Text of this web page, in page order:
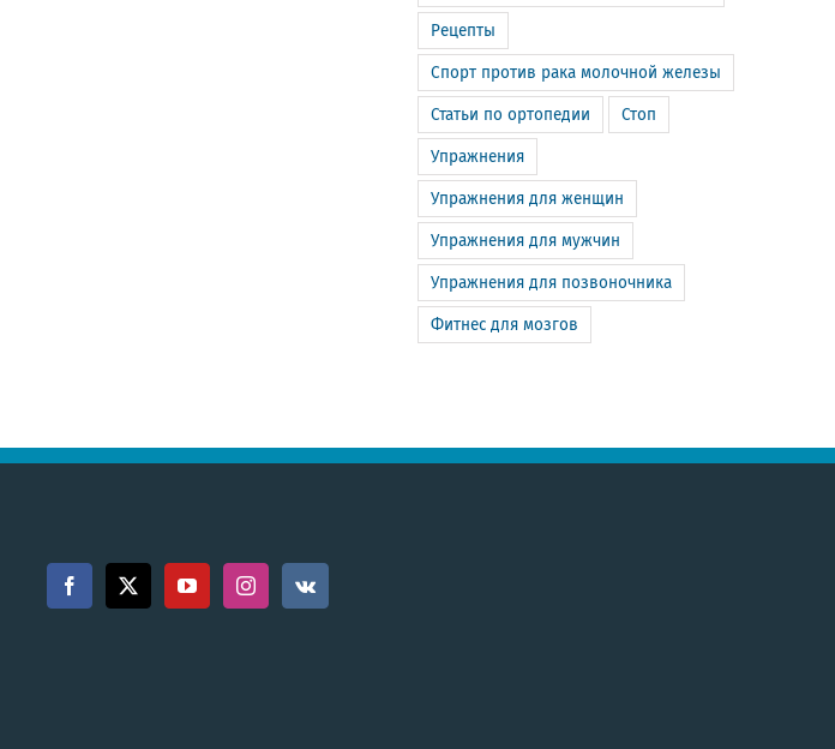
Рецепты
Спорт против рака молочной железы
Статьи по ортопедии Стоп
Упражнения
Упражнения для женщин
Упражнения для мужчин
Упражнения для позвоночника
Фитнес для мозгов